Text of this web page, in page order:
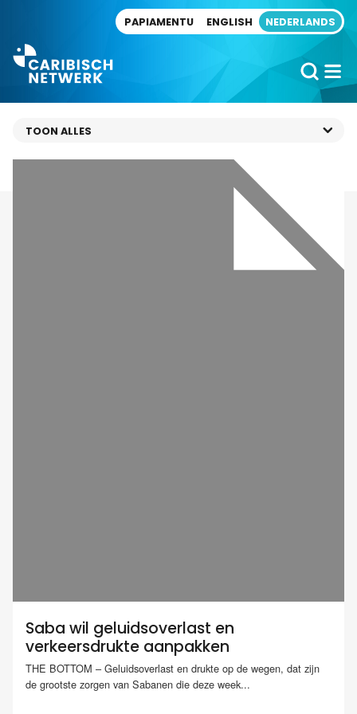
PAPIAMENTU ENGLISH NEDERLANDS
Saba wil geluidsoverlast en
verkeersdrukte aanpakken
THE BOTTOM – Geluidsoverlast en drukte op de wegen, dat zijn
de grootste zorgen van Sabanen die deze week...